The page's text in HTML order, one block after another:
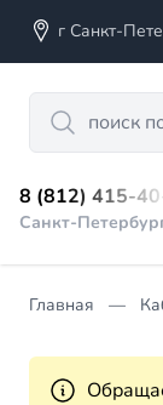
г Санкт-
Search
8 (812) 415-40-
Санкт-
Главная